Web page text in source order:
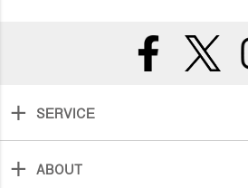
SERVICE
ABOUT